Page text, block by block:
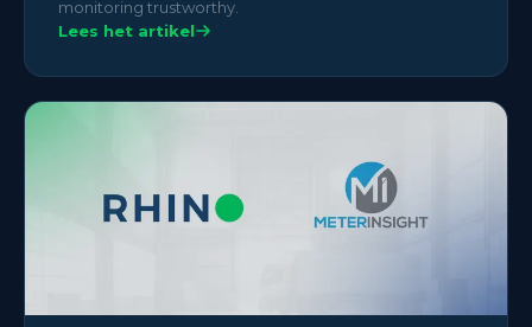
monitoring trustworthy.
Lees het artikel